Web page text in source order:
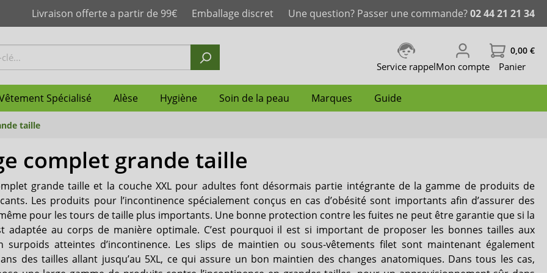
Livraison offerte a partir de 99€ Emballage discret Une question? Passer une commande?02 44 21 21 34
Service rappelMon compte
0,00 €
Panier
Spécialisé Alèse Hygiène Soin de la peau Marques Guide
Change ceinture
adulte Culotte absorbante Incontinence fécale
Slip de maintien
femme
Couches droites pour rétablissement
post-partum
homme Slip incontinence homme
enfant Couche-culotte
plastique Maillot de bain d'incontinence
Protège matelas
Neutralisateur d'odeurs
Boissons nutritives hypercaloriques
& hyperprotéinées
la peau Protection de la peau
jetables Shampoing Mousse nettoyante
Abena
Janibell Lille
suprima Dailee
Ultrana Comfort & Care
taille
complet grande taille
grande taille et la couche XXL pour adultes font désormais partie intégrante de la gamme de produits de
Les produits pour l’incontinence spécialement conçus en cas d’obésité sont importants afin d’assurer des
pour les tours de taille plus importants. Une bonne protection contre les fuites ne peut être garantie que si la
adaptée au corps de manière optimale. C’est pourquoi il est si important de proposer les bonnes tailles aux
surpoids atteintes d’incontinence. Les slips de maintien ou sous-vêtements filet sont maintenant également
des tailles allant jusqu’au 5XL, ce qui assure un bon maintien des changes anatomiques. Dans tous les cas,